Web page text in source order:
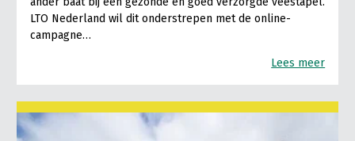
LTO Nederland wil dit onderstrepen met de online-
campagne…
Lees meer